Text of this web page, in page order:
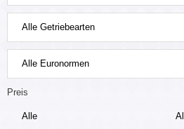
Alle Getriebearten
Alle Euronormen
Preis